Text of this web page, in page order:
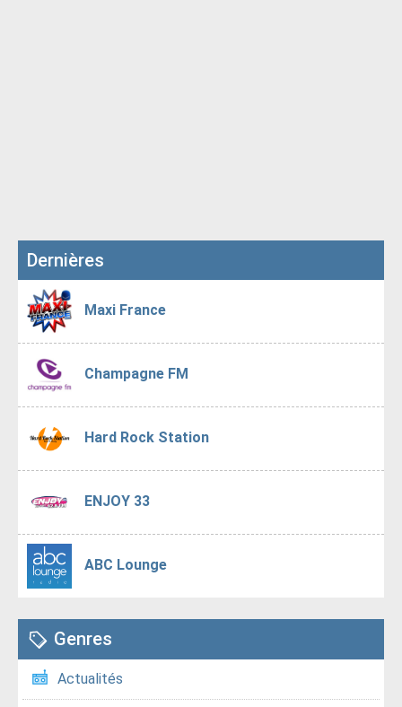
Dernières
Maxi France
Champagne FM
Hard Rock Station
ENJOY 33
ABC Lounge
Genres
Actualités